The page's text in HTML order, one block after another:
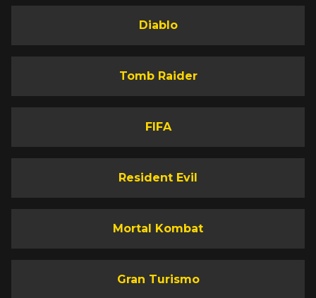
Diablo
Tomb Raider
FIFA
Resident Evil
Mortal Kombat
Gran Turismo